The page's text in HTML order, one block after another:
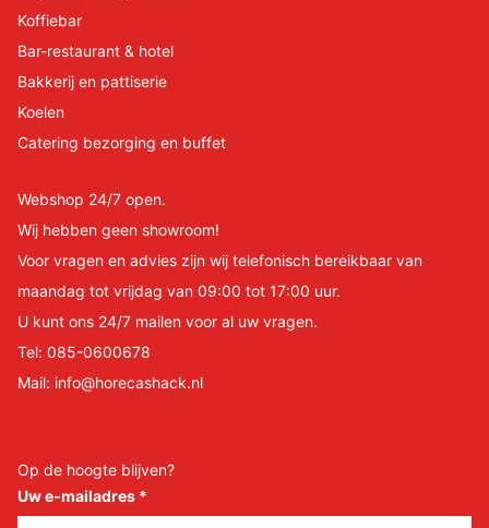
Koffiebar
Bar-restaurant & hotel
Bakkerij en pattiserie
Koelen
Catering bezorging en buffet
Webshop 24/7 open.
Wij hebben geen showroom!
Voor vragen en advies zijn wij telefonisch bereikbaar van
maandag tot vrijdag van 09:00 tot 17:00 uur.
U kunt ons 24/7 mailen voor al uw vragen.
Tel: 085-0600678
Mail: info@horecashack.nl
Op de hoogte blijven?
Uw e-mailadres *